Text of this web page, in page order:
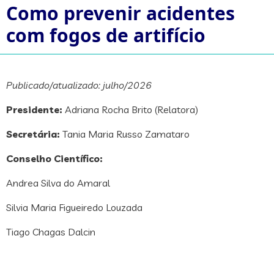
Como prevenir acidentes
com fogos de artifício
Publicado/atualizado: julho/2026
Presidente: Adriana Rocha Brito (Relatora)
Secretária: Tania Maria Russo Zamataro
Conselho Científico:
Andrea Silva do Amaral
Silvia Maria Figueiredo Louzada
Tiago Chagas Dalcin